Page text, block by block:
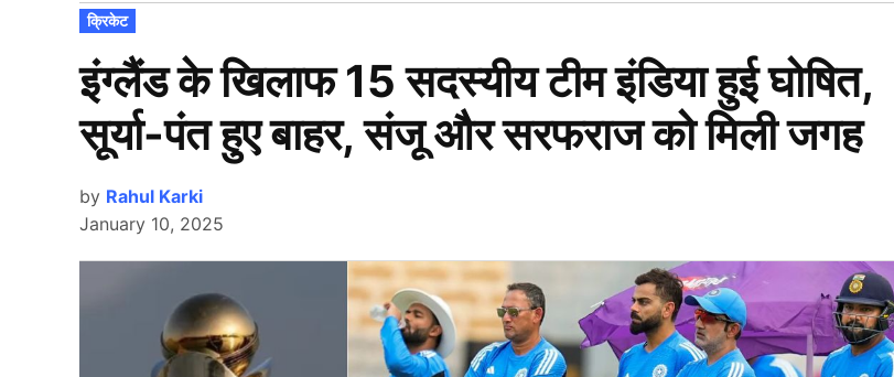
Open
POSTED
IN
क्रिकेट
इंग्लैंड के खिलाफ 15 सदस्यीय टीम इंडिया हुई घोषित,
सूर्या-पंत हुए बाहर, संजू और सरफराज को मिली जगह
by Rahul Karki
January 10, 2025